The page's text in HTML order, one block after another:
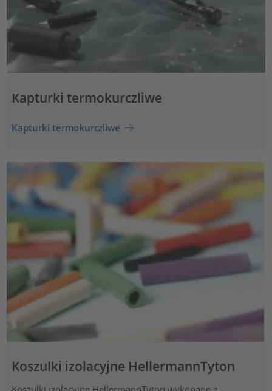
Kapturki termokurczliwe
Kapturki termokurczliwe
Koszulki izolacyjne HellermannTyton